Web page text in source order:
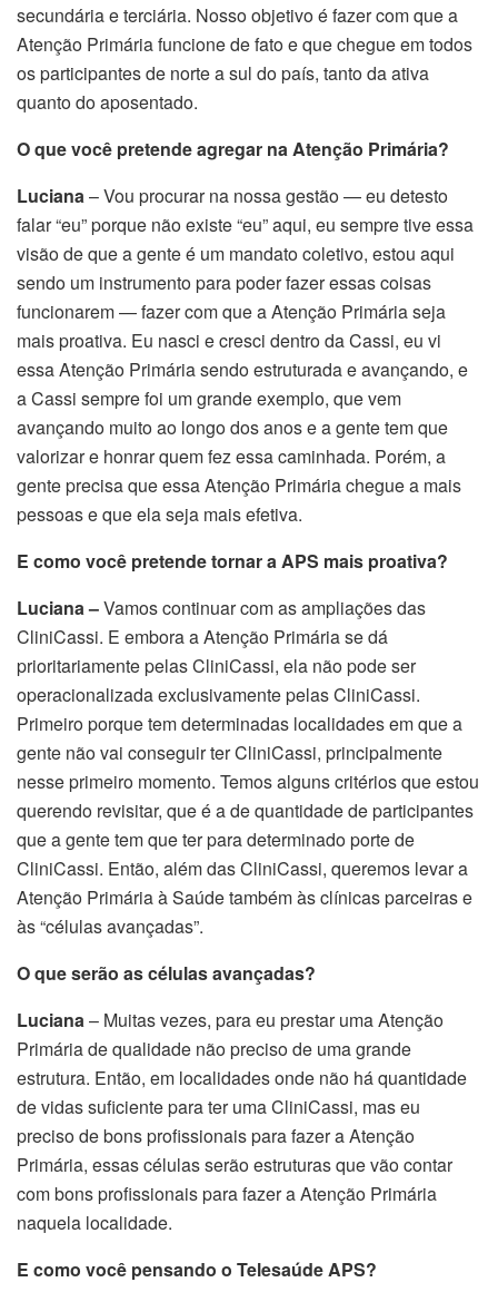
secundária e terciária. Nosso objetivo é fazer com que a
Atenção Primária funcione de fato e que chegue em todos
os participantes de norte a sul do país, tanto da ativa
quanto do aposentado.
O que você pretende agregar na Atenção Primária?
Luciana– Vou procurar na nossa gestão — eu detesto
falar “eu” porque não existe “eu” aqui, eu sempre tive essa
visão de que a gente é um mandato coletivo, estou aqui
sendo um instrumento para poder fazer essas coisas
funcionarem — fazer com que a Atenção Primária seja
mais proativa. Eu nasci e cresci dentro da Cassi, eu vi
essa Atenção Primária sendo estruturada e avançando, e
a Cassi sempre foi um grande exemplo, que vem
avançando muito ao longo dos anos e a gente tem que
valorizar e honrar quem fez essa caminhada. Porém, a
gente precisa que essa Atenção Primária chegue a mais
pessoas e que ela seja mais efetiva.
E como você pretende tornar a APS mais proativa?
Luciana –Vamos continuar com as ampliações das
CliniCassi. E embora a Atenção Primária se dá
prioritariamente pelas CliniCassi, ela não pode ser
operacionalizada exclusivamente pelas CliniCassi.
Primeiro porque tem determinadas localidades em que a
gente não vai conseguir ter CliniCassi, principalmente
nesse primeiro momento. Temos alguns critérios que estou
querendo revisitar, que é a de quantidade de participantes
que a gente tem que ter para determinado porte de
CliniCassi. Então, além das CliniCassi, queremos levar a
Atenção Primária à Saúde também às clínicas parceiras e
às “células avançadas”.
O que serão as células avançadas?
Luciana– Muitas vezes, para eu prestar uma Atenção
Primária de qualidade não preciso de uma grande
estrutura. Então, em localidades onde não há quantidade
de vidas suficiente para ter uma CliniCassi, mas eu
preciso de bons profissionais para fazer a Atenção
Primária, essas células serão estruturas que vão contar
com bons profissionais para fazer a Atenção Primária
naquela localidade.
E como você pensando o Telesaúde APS?